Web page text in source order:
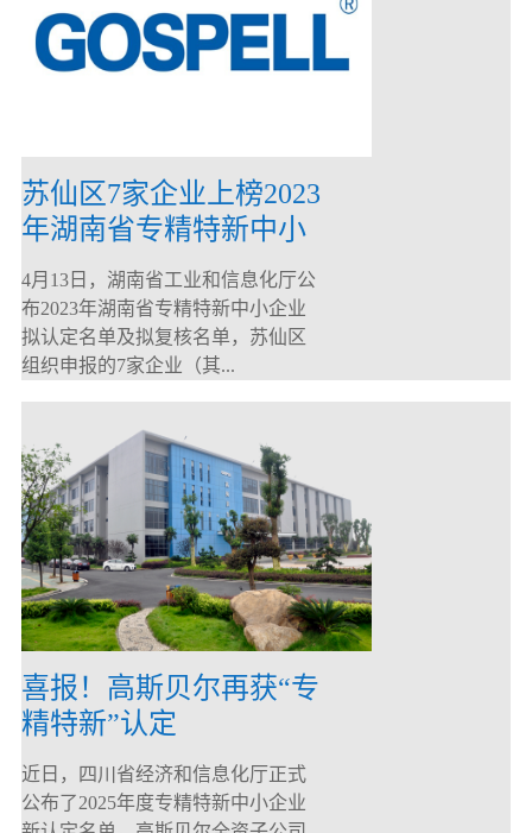
苏仙区7家企业上榜2023
年湖南省专精特新中小
企业
4月13日，湖南省工业和信息化厅公
布2023年湖南省专精特新中小企业
拟认定名单及拟复核名单，苏仙区
组织申报的7家企业（其...
喜报！高斯贝尔再获“专
精特新”认定
近日，四川省经济和信息化厅正式
公布了2025年度专精特新中小企业